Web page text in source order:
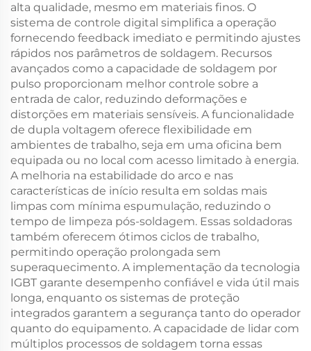
alta qualidade, mesmo em materiais finos. O
sistema de controle digital simplifica a operação
fornecendo feedback imediato e permitindo ajustes
rápidos nos parâmetros de soldagem. Recursos
avançados como a capacidade de soldagem por
pulso proporcionam melhor controle sobre a
entrada de calor, reduzindo deformações e
distorções em materiais sensíveis. A funcionalidade
de dupla voltagem oferece flexibilidade em
ambientes de trabalho, seja em uma oficina bem
equipada ou no local com acesso limitado à energia.
A melhoria na estabilidade do arco e nas
características de início resulta em soldas mais
limpas com mínima espumulação, reduzindo o
tempo de limpeza pós-soldagem. Essas soldadoras
também oferecem ótimos ciclos de trabalho,
permitindo operação prolongada sem
superaquecimento. A implementação da tecnologia
IGBT garante desempenho confiável e vida útil mais
longa, enquanto os sistemas de proteção
integrados garantem a segurança tanto do operador
quanto do equipamento. A capacidade de lidar com
múltiplos processos de soldagem torna essas